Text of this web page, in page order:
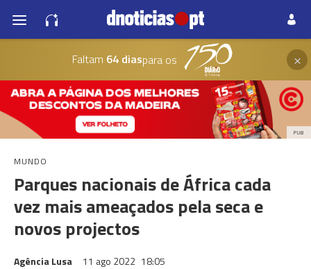
Faltam 64 diaspara os ×
PUB
MUNDO
Parques nacionais de África cada
vez mais ameaçados pela seca e
novos projectos
Agência Lusa 11 ago 2022 18:05